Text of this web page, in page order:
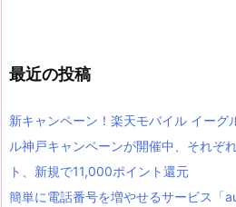
最近の投稿
新キャンペーン！楽天モバイル イーグ
ル神戸キャンペーンが開催中、それぞ
ト、新規で11,000ポイント還元
簡単に電話番号を増やせるサービス「